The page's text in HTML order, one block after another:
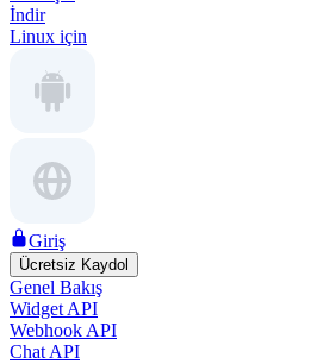
İndir
Linux için
Giriş
Ücretsiz Kaydol
Genel Bakış
Widget API
Webhook API
Chat API